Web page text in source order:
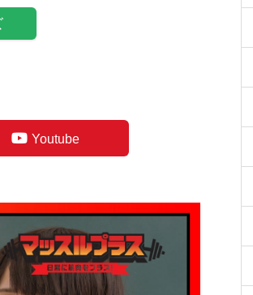
Youtube